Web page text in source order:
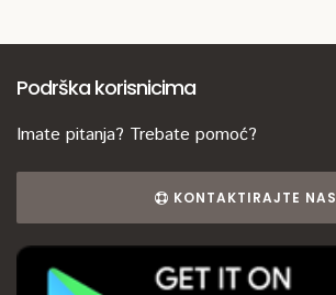
Podrška korisnicima
Imate pitanja? Trebate pomoć?
KONTAKTIRAJTE NAS